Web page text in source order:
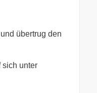
übertrug den
sich unter